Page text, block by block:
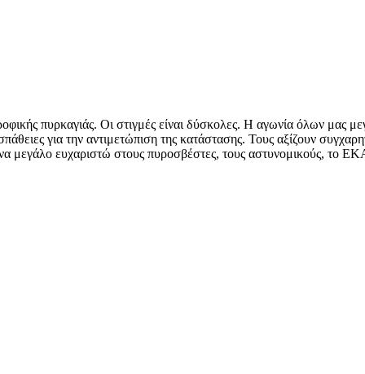
πυρκαγιάς. Οι στιγμές είναι δύσκολες. Η αγωνία όλων μας
για την αντιμετώπιση της κατάστασης. Τους αξίζουν
μεγάλο ευχαριστώ στους πυροσβέστες, τους αστυνομικούς, το